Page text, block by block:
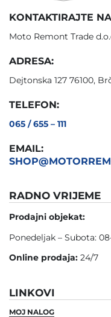
KONTAKTIRAJTE
Moto Remont Trade
ADRESA:
Dejtonska 127 76100,
TELEFON:
065 / 655 – 111
EMAIL:
RADNO VRIJEME
Prodajni objekat:
Ponedeljak – Subota:
Online prodaja: 24/7
LINKOVI
MOJ NALOG